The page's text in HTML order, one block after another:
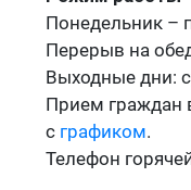
Понедельник –
Перерыв на
Выходные дни:
Прием граждан
с графиком.
Телефон